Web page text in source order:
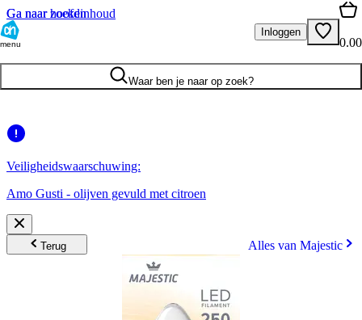
Ga naar hoofdinhoud
Ga naar zoeken
menu
Inloggen
0.00
Waar ben je naar op zoek?
Veiligheidswaarschuwing:
Amo Gusti - olijven gevuld met citroen
Terug Alles van Majestic